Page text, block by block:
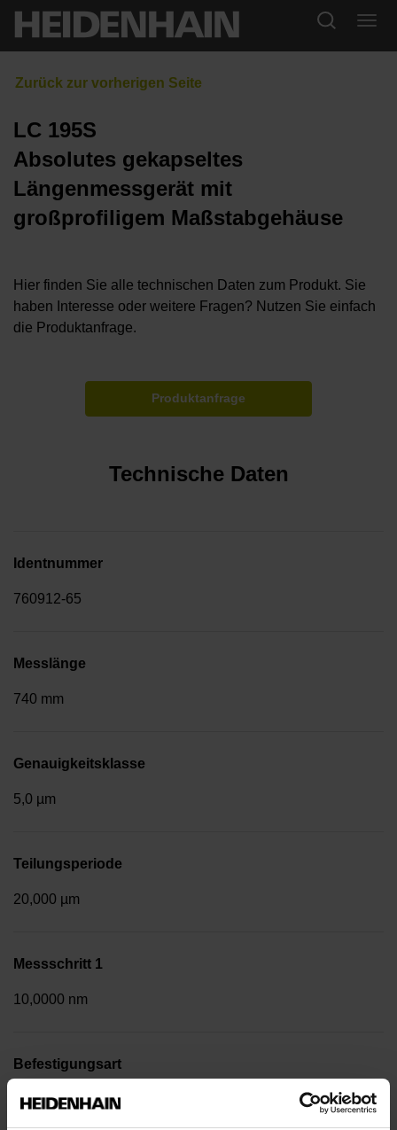
LC 195S
Absolutes gekapseltes
Längenmessgerät mit
großprofiligem Maßstabgehäuse
Hier finden Sie alle technischen Daten zum Produkt. Sie
haben Interesse oder weitere Fragen? Nutzen Sie einfach
die Produktanfrage.
Produktanfrage
Technische Daten
Identnummer
760912-65
Messlänge
740 mm
Genauigkeitsklasse
5,0 µm
Teilungsperiode
20,000 µm
Messschritt 1
10,0000 nm
Befestigungsart
Anschraubleiste integriert